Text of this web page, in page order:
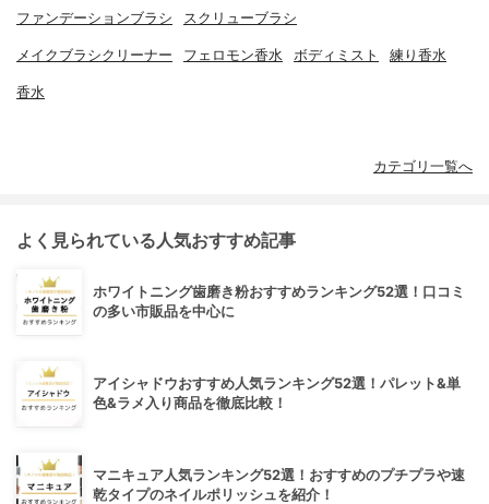
ファンデーションブラシ スクリューブラシ
メイクブラシクリーナー フェロモン香水 ボディミスト 練り香水
香水
カテゴリ一覧へ
よく見られている人気おすすめ記事
ホワイトニング歯磨き粉おすすめランキング52選！口コミ
の多い市販品を中心に
アイシャドウおすすめ人気ランキング52選！パレット&単
色&ラメ入り商品を徹底比較！
マニキュア人気ランキング52選！おすすめのプチプラや速
乾タイプのネイルポリッシュを紹介！